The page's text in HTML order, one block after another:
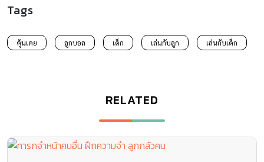
Tags
คุ้นเคย ลูกบอล เด็ก เล่นกับลูก เล่นกับเด็ก
RELATED